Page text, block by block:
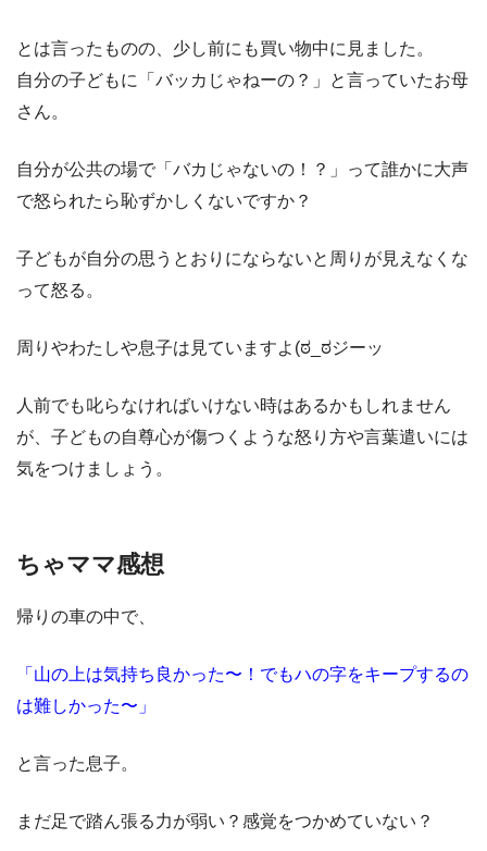
とは言ったものの、少し前にも買い物中に見ました。
自分の子どもに「バッカじゃねーの？」と言っていたお母
さん。
自分が公共の場で「バカじゃないの！？」って誰かに大声
で怒られたら恥ずかしくないですか？
子どもが自分の思うとおりにならないと周りが見えなくな
って怒る。
周りやわたしや息子は見ていますよ(ಠ_ಠジーッ
人前でも叱らなければいけない時はあるかもしれません
が、子どもの自尊心が傷つくような怒り方や言葉遣いには
気をつけましょう。
ちゃママ感想
帰りの車の中で、
「山の上は気持ち良かった〜！でもハの字をキープするの
は難しかった〜」
と言った息子。
まだ足で踏ん張る力が弱い？感覚をつかめていない？